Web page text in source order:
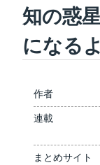
知の惑
になる
作者
連載
まとめサイト